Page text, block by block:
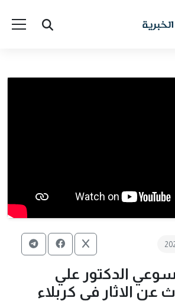
الدكتور علي
عن الاثار في كربلاء